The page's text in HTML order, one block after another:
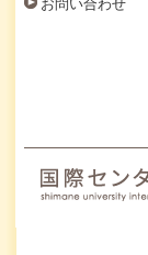
お問い合わせ